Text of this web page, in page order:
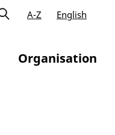
A-Z English
Organisation